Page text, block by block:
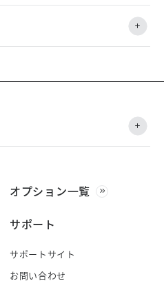
オプション一覧
サポート
サポートサイト
お問い合わせ